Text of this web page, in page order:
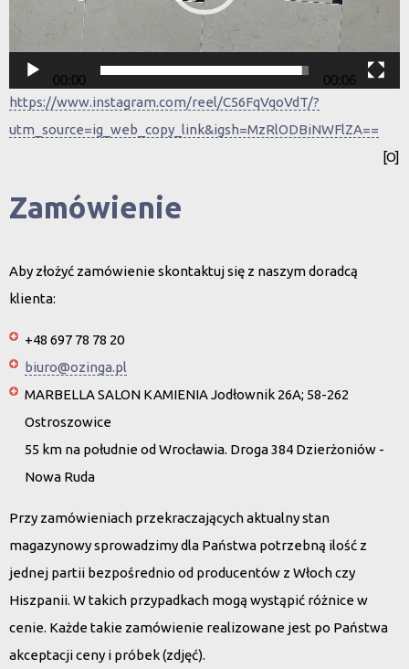
00:00
00:06
https://www.instagram.com/reel/C56FqVqoVdT/?
utm_source=ig_web_copy_link&igsh=MzRlODBiNWFlZA==
[O]
Zamówienie
Aby złożyć zamówienie skontaktuj się z naszym doradcą
klienta:
+48 697 78 78 20
biuro@ozinga.pl
MARBELLA SALON KAMIENIA Jodłownik 26A; 58-262
Ostroszowice
55 km na południe od Wrocławia. Droga 384 Dzierżoniów -
Nowa Ruda
Przy zamówieniach przekraczających aktualny stan
magazynowy sprowadzimy dla Państwa potrzebną ilość z
jednej partii bezpośrednio od producentów z Włoch czy
Hiszpanii. W takich przypadkach mogą wystąpić różnice w
cenie. Każde takie zamówienie realizowane jest po Państwa
akceptacji ceny i próbek (zdjęć).